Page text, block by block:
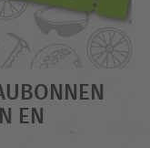
EN